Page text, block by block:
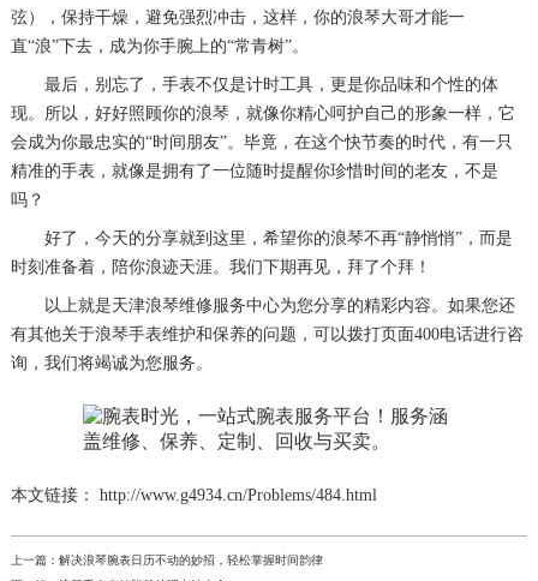
弦），保持干燥，避免强烈冲击，这样，你的浪琴大哥才能一
直“浪”下去，成为你手腕上的“常青树”。
最后，别忘了，手表不仅是计时工具，更是你品味和个性的体
现。所以，好好照顾你的浪琴，就像你精心呵护自己的形象一样，它
会成为你最忠实的“时间朋友”。毕竟，在这个快节奏的时代，有一只
精准的手表，就像是拥有了一位随时提醒你珍惜时间的老友，不是
吗？
好了，今天的分享就到这里，希望你的浪琴不再“静悄悄”，而是
时刻准备着，陪你浪迹天涯。我们下期再见，拜了个拜！
以上就是天津浪琴维修服务中心为您分享的精彩内容。如果您还
有其他关于浪琴手表维护和保养的问题，可以拨打页面400电话进行咨
询，我们将竭诚为您服务。
本文链接： http://www.g4934.cn/Problems/484.html
上一篇： 解决浪琴腕表日历不动的妙招，轻松掌握时间韵律